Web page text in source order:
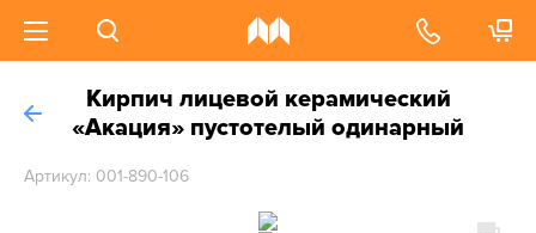
Кирпич лицевой керамический
«Акация» пустотелый одинарный
Артикул: 001-890-106